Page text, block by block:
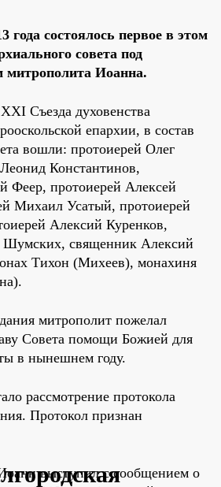
года состоялось первое в этом
совета под
митрополита Иоанна.
Съезда духовенства
епархии, в состав
вошли: протоиерей Олег
Константинов,
Феер, протоиерей Алексей
Михаил Усатый, протоиерей
Алексий Куренков,
Шумских, священник Алексий
Тихон (Михеев), монахиня
митрополит пожелал
Совета помощи Божией для
в нынешнем году.
рассмотрение протокола
Протокол признан
выступил с сообщением о